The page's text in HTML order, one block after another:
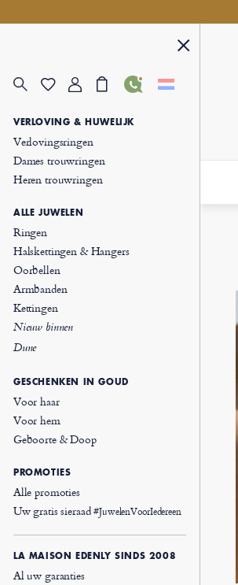
VERLOVING & HUWELIJK
Verlovingsringen
Dames trouwringen
Heren trouwringen
ALLE JUWELEN
Ringen
Halskettingen & Hangers
Oorbellen
Armbanden
Kettingen
Nieuw binnen
Dune
GESCHENKEN IN GOUD
Voor haar
Voor hem
Geboorte & Doop
PROMOTIES
Alle promoties
Uw gratis sieraad#JuwelenVoorIedereen
LA MAISON EDENLY SINDS 2008
Al uw garanties